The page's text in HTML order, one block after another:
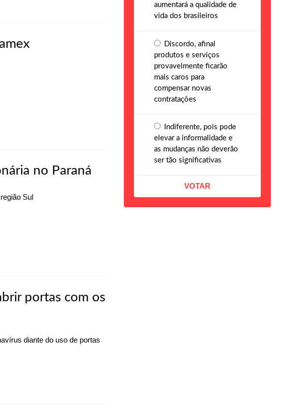
no Paraná
Sul
portas com os
diante do uso de portas
aumentará a qualidade de
vida dos brasileiros
Discordo, afinal
produtos e serviços
provavelmente ficarão
mais caros para
compensar novas
contratações
Indiferente, pois pode
elevar a informalidade e
as mudanças não deverão
ser tão significativas